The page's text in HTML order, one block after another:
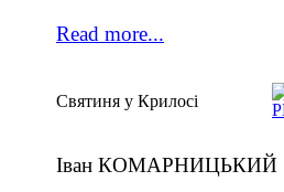
Read more...
Святиня у Крилосі
Іван КОМАРНИЦЬКИЙ